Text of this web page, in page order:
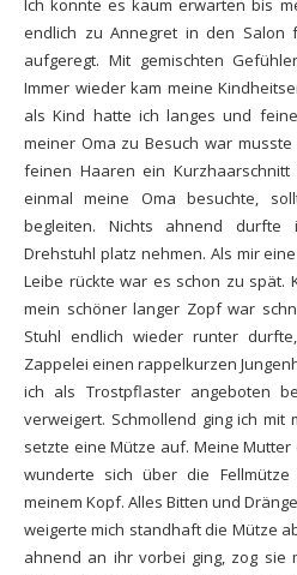
Ich konnte es kaum erwarten bis
endlich zu Annegret in den Salon
aufgeregt. Mit gemischten
Immer wieder kam meine
als Kind hatte ich langes und
meiner Oma zu Besuch war
feinen Haaren ein
einmal meine Oma besuchte,
begleiten. Nichts ahnend
Drehstuhl platz nehmen. Als mir
Leibe rückte war es schon zu spät.
mein schöner langer Zopf war
Stuhl endlich wieder runter
Zappelei einen rappelkurzen
ich als Trostpflaster angeboten
verweigert. Schmollend ging ich mit
setzte eine Mütze auf. Meine
wunderte sich über die
meinem Kopf. Alles Bitten und
weigerte mich standhaft die Mütze
ahnend an ihr vorbei ging, zog sie